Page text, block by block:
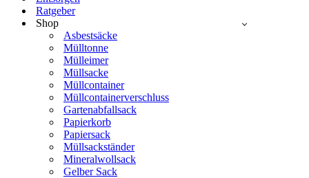
Ratgeber
Shop
Asbestsäcke
Mülltonne
Mülleimer
Müllsacke
Müllcontainer
Müllcontainerverschluss
Gartenabfallsack
Papierkorb
Papiersack
Müllsackständer
Mineralwollsack
Gelber Sack